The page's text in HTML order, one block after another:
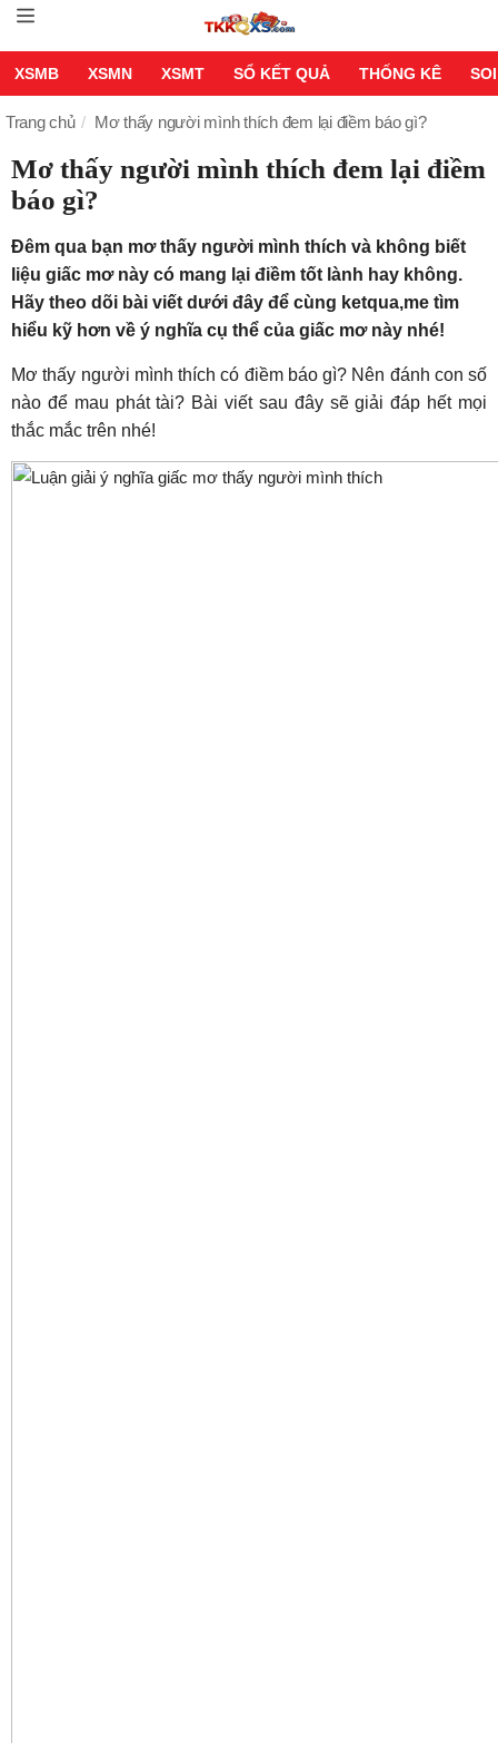
XSMB XSMN XSMT SỔ KẾT QUẢ THỐNG KÊ
Trang chủ Mơ thấy người mình thích đem lại điềm báo gì?
Mơ thấy người mình thích đem lại điềm
báo gì?
Đêm qua bạn mơ thấy người mình thích và không biết
liệu giấc mơ này có mang lại điềm tốt lành hay không.
Hãy theo dõi bài viết dưới đây để cùng ketqua,me tìm
hiểu kỹ hơn về ý nghĩa cụ thể của giấc mơ này nhé!
Mơ thấy người mình thích có điềm báo gì? Nên đánh con số
nào để mau phát tài? Bài viết sau đây sẽ giải đáp hết mọi
thắc mắc trên nhé!